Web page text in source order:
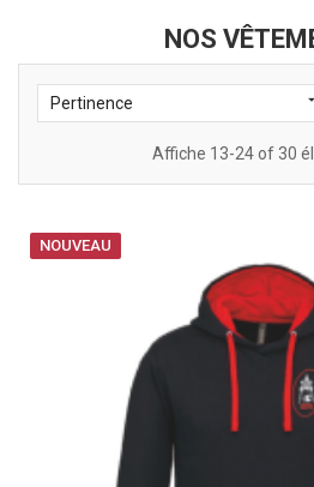
NOS
Pertinence 
Affiche 13-24 of 30
NOUVEAU